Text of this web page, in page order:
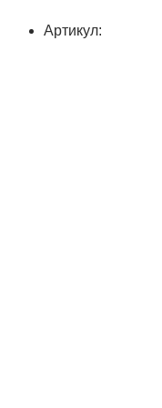
Артикул: